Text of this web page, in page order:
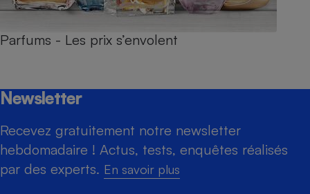
Parfums - Les prix s’envolent
Newsletter
Recevez gratuitement notre newsletter
hebdomadaire ! Actus, tests, enquêtes réalisés
par des experts. En savoir plus